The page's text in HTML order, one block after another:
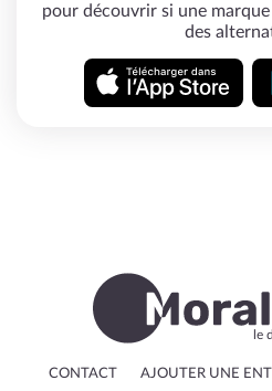
pour découvrir si une
des
le
CONTACT AJOUTER UNE